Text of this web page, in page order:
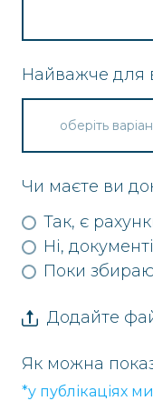
Найважче для
Чи маєте ви
Так, є
Ні,
Поки
Додайте
Як можна
*у публікаціях